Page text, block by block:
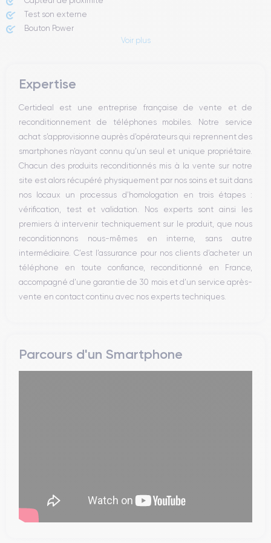
Test son externe
Bouton Power
Haut parleur
Bouton Home
Bluetooth
WiFi
Réseau
Vibreur
Prise USB
Voir plus
Expertise
Certideal est une entreprise française de vente et de
reconditionnement de téléphones mobiles. Notre service
achat s’approvisionne auprès d’opérateurs qui reprennent des
smartphones n’ayant connu qu’un seul et unique propriétaire.
Chacun des produits reconditionnés mis à la vente sur notre
site est alors récupéré physiquement par nos soins et suit dans
nos locaux un processus d’homologation en trois étapes :
vérification, test et validation. Nos experts sont ainsi les
premiers à intervenir techniquement sur le produit, que nous
reconditionnons nous-mêmes en interne, sans autre
intermédiaire. C’est l’assurance pour nos clients d’acheter un
téléphone en toute confiance, reconditionné en France,
accompagné d’une garantie de 30 mois et d’un service après-
vente en contact continu avec nos experts techniques.
Parcours d'un Smartphone